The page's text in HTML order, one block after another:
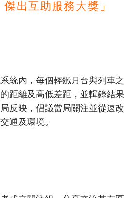
出互助服務大獎」
統內，每個輕鐵月台與列車之
距離及高低差距，並輯錄結果
反映，倡議當局關注並從速改
通及環境。